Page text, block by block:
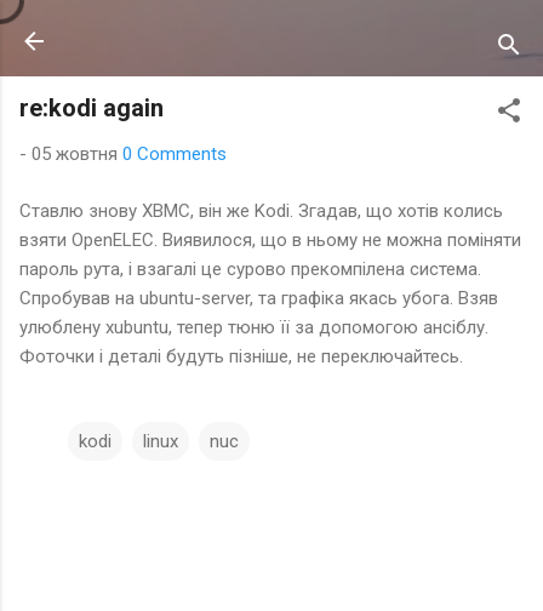
re:kodi again
- 05 жовтня 0 Comments
Ставлю знову XBMC, він же Kodi. Згадав, що хотів колись
взяти OpenELEC. Виявилося, що в ньому не можна поміняти
пароль рута, і взагалі це сурово прекомпілена система.
Спробував на ubuntu-server, та графіка якась убога. Взяв
улюблену xubuntu, тепер тюню її за допомогою ансіблу.
Фоточки і деталі будуть пізніше, не переключайтесь.
kodi linux nuc